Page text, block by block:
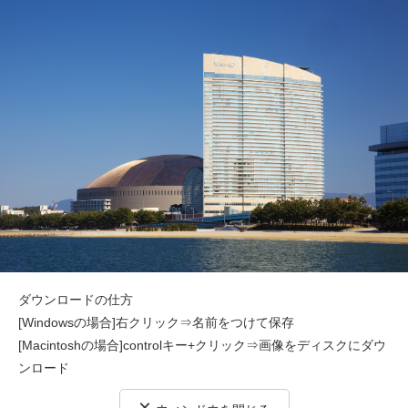
ダウンロードの仕方
[Windowsの場合]右クリック⇒名前をつけて保存
[Macintoshの場合]controlキー+クリック⇒画像をディスクにダウ
ンロード